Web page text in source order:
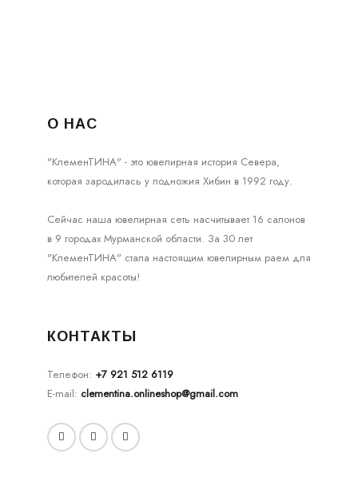
О НАС
"КлеменТИНА" - это ювелирная история Севера,
которая зародилась у подножия Хибин в 1992 году.
Сейчас наша ювелирная сеть насчитывает 16 салонов
в 9 городах Мурманской области. За 30 лет
"КлеменТИНА" стала настоящим ювелирным раем для
любителей красоты!
КОНТАКТЫ
Телефон: +7 921 512 6119
E-mail: clementina.onlineshop@gmail.com